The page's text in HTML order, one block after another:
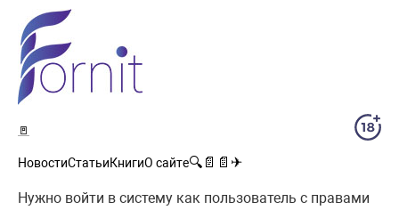
🚪
НовостиСтатьиКнигиО сайте🔍 📄 📄 ✈
Нужно войти в систему как пользователь с правами